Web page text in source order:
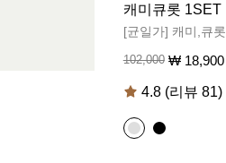
캐미큐롯 1SET
[균일가] 캐미,큐롯
102,000 ₩ 18,900
4.8 (리뷰 81)